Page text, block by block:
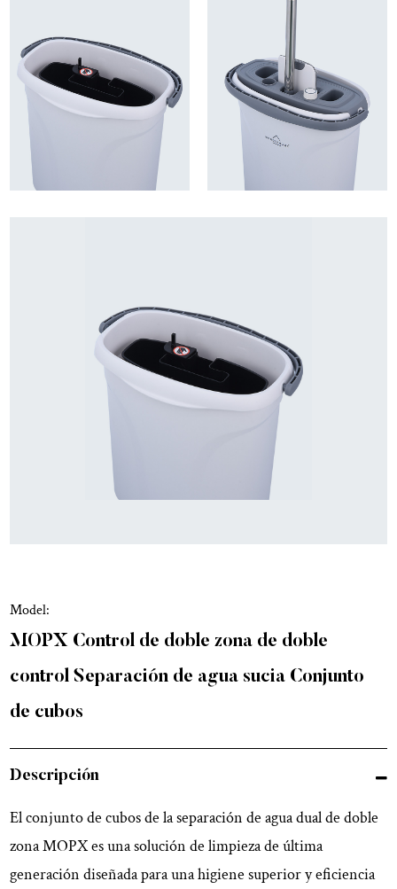
Model:
MOPX Control de doble zona de doble
control Separación de agua sucia Conjunto
de cubos
Descripción
El conjunto de cubos de la separación de agua dual de doble
zona MOPX es una solución de limpieza de última
generación diseñada para una higiene superior y eficiencia